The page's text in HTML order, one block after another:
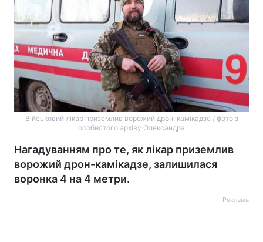
Військовий лікар приземлив ворожий дрон-камікадзе / фото з
особистого архіву Олександра
Нагадуванням про те, як лікар приземлив
ворожий дрон-камікадзе, залишилася
воронка 4 на 4 метри.
Реклама